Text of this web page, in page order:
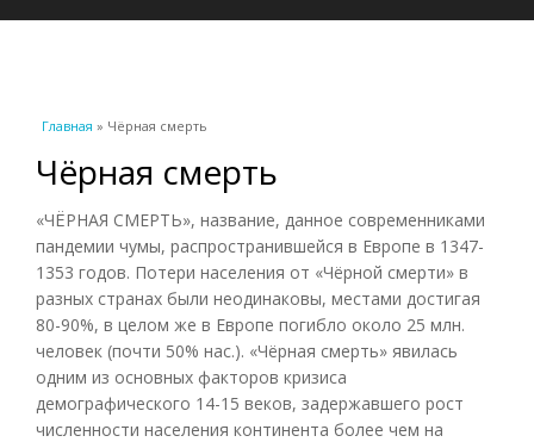
Вы здесь
Главная » Чёрная смерть
Чёрная смерть
«ЧЁРНАЯ СМЕРТЬ», название, данное современниками
пандемии чумы, распространившейся в Европе в 1347-
1353 годов. Потери населения от «Чёрной смерти» в
разных странах были неодинаковы, местами достигая
80-90%, в целом же в Европе погибло около 25 млн.
человек (почти 50% нас.). «Чёрная смерть» явилась
одним из основных факторов кризиса
демографического 14-15 веков, задержавшего рост
численности населения континента более чем на